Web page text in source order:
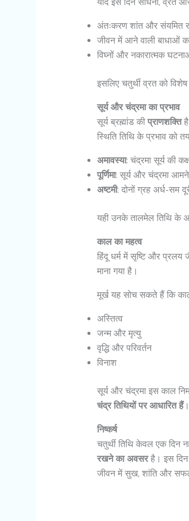
अंतःकरण शांत और संयमित
जीवन में आने वाली बाधाओं
विघ्नों और नकारात्मक
इसलिए चतुर्थी व्रत को विशेष
सूर्य और चंद्रमा का प्रभाव
सूर्य ब्रह्मांड कीप्राणशक्तिहै
स्थिति तिथि के प्रभाव को
अमावस्या: चंद्रमा सूर्य की
पूर्णिमा: सूर्य और चंद्रमा
अष्टमी: दोनों ग्रह अर्ध-सम
यही उनके तालमेल तिथि के
काल का महत्व
हिंदू धर्म में सृष्टि और
माना गया है।
मूर्ख यह सोच सकते हैं कि
अस्तित्व
जन्म और मृत्यु
वृद्धि और परिवर्तन
विनाश
सूर्य और चंद्रमा इस काल
चंद्र तिथियों पर आधारित हैं।
निष्कर्ष
चतुर्थी तिथि केवल एक दिन
रखने का अवसरहै। इस
जीवन में सुख, शांति और